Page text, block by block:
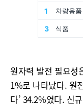
원자력 발전 필요성
1%로 나타났다. 원
다’ 34.2%였다. 신